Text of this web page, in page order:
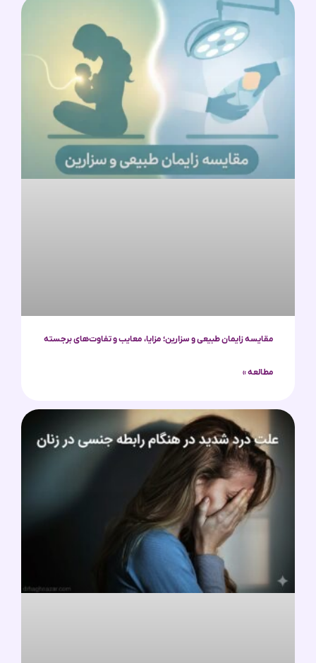
مقایسه زایمان طبیعی و سزارین؛ مزایا، معایب و تفاوت‌های برجسته
مطالعه »